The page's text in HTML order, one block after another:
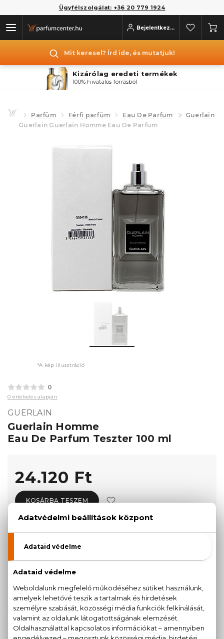
Ügyfélszolgálat: +36 20 779 1924
Bejelentkezés
Mit keresel? Írd ide, és mutatjuk!
Kizárólag eredeti termékek
100% hivatalos forrásból
Parfüm Férfi parfüm Eau De Parfum
Guerlain
Guerlain Guerlain Homme Eau De Parfum
*A kép illusztráció
0
0 értékelés alapján
GUERLAIN
Guerlain Homme
Eau De Parfum Teszter 100 ml
24.120 Ft
KOSÁRBA TESZEM
KAPCSOLÓDÓ TERMÉKEK